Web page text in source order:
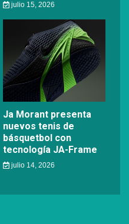
julio 15, 2026
Ja Morant presenta
nuevos tenis de
básquetbol con
tecnología JA-Frame
julio 14, 2026